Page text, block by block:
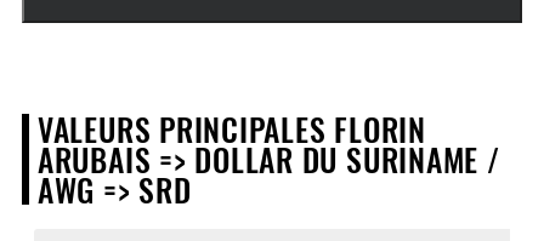
VALEURS PRINCIPALES FLORIN
ARUBAIS => DOLLAR DU SURINAME /
AWG => SRD